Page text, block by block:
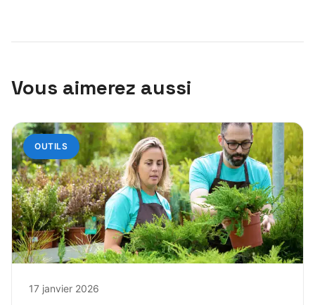
Vous aimerez aussi
OUTILS
17 janvier 2026